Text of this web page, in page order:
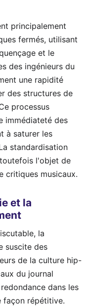
principalement
fermés, utilisant
et le
des ingénieurs du
une rapidité
des structures de
processus
immédiateté des
à saturer les
standardisation
l'objet de
critiques musicaux.
et la
la
suscite des
de la culture hip-
du journal
dans les
façon répétitive.